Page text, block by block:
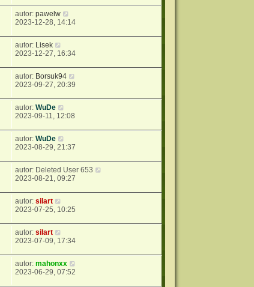
autor:pawelw
2023-12-28, 14:14
autor: Lisek
2023-12-27, 16:34
autor: Borsuk94
2023-09-27, 20:39
autor:WuDe
2023-09-11, 12:08
autor:WuDe
2023-08-29, 21:37
autor: Deleted User 653
2023-08-21, 09:27
autor:silart
2023-07-25, 10:25
autor:silart
2023-07-09, 17:34
autor:mahonxx
2023-06-29, 07:52